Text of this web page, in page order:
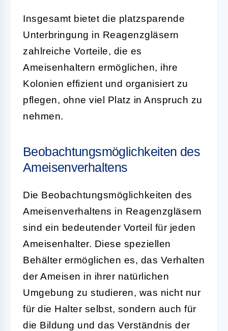
Insgesamt bietet die platzsparende
Unterbringung in Reagenzgläsern
zahlreiche Vorteile, die es
Ameisenhaltern ermöglichen, ihre
Kolonien effizient und organisiert zu
pflegen, ohne viel Platz in Anspruch zu
nehmen.
Beobachtungsmöglichkeiten des
Ameisenverhaltens
Die Beobachtungsmöglichkeiten des
Ameisenverhaltens in Reagenzgläsern
sind ein bedeutender Vorteil für jeden
Ameisenhalter. Diese speziellen
Behälter ermöglichen es, das Verhalten
der Ameisen in ihrer natürlichen
Umgebung zu studieren, was nicht nur
für die Halter selbst, sondern auch für
die Bildung und das Verständnis der